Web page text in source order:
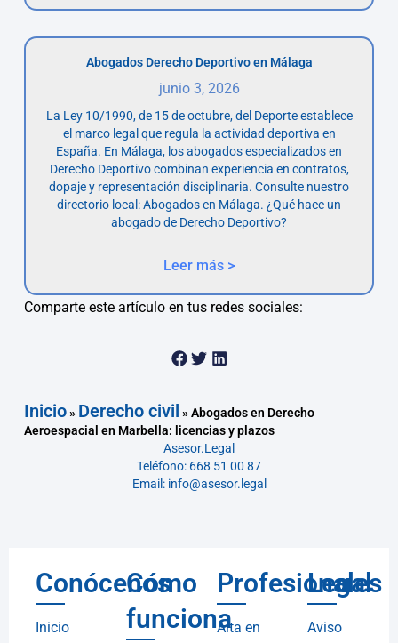
Abogados Derecho Deportivo en Málaga
junio 3, 2026
La Ley 10/1990, de 15 de octubre, del Deporte establece
el marco legal que regula la actividad deportiva en
España. En Málaga, los abogados especializados en
Derecho Deportivo combinan experiencia en contratos,
dopaje y representación disciplinaria. Consulte nuestro
directorio local: Abogados en Málaga. ¿Qué hace un
abogado de Derecho Deportivo?
Leer más >
Comparte este artículo en tus redes sociales:
Inicio» Derecho civil »Abogados en Derecho
Aeroespacial en Marbella: licencias y plazos
Asesor.Legal
Teléfono: 668 51 00 87
Email: info@asesor.legal
Conócenos
Inicio
Cómo
funciona
Profesionales
Alta en
Legal
Aviso